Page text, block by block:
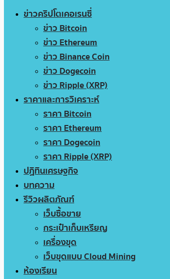
ข่าวคริปโตเคอเรนซี่
ข่าว Bitcoin
ข่าว Ethereum
ข่าว Binance Coin
ข่าว Dogecoin
ข่าว Ripple (XRP)
ราคาและการวิเคราะห์
ราคา Bitcoin
ราคา Ethereum
ราคา Dogecoin
ราคา Ripple (XRP)
ปฏิทินเศรษฐกิจ
บทความ
รีวิวผลิตภัณฑ์
เว็บซื้อขาย
กระเป๋าเก็บเหรียญ
เครื่องขุด
เว็บขุดแบบ Cloud Mining
ห้องเรียน